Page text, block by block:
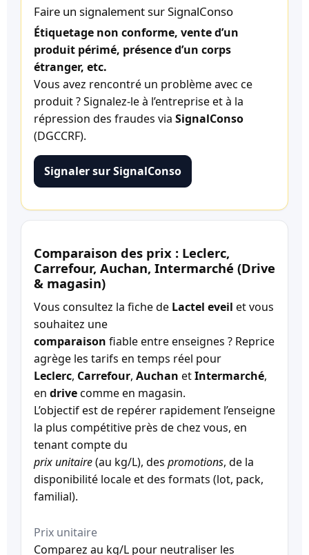
Faire un signalement sur SignalConso
Étiquetage non conforme, vente d’un
produit périmé, présence d’un corps
étranger, etc.
Vous avez rencontré un problème avec ce
produit ? Signalez-le à l’entreprise et à la
répression des fraudes via SignalConso
(DGCCRF).
Signaler sur SignalConso
Comparaison des prix : Leclerc,
Carrefour, Auchan, Intermarché (Drive
& magasin)
Vous consultez la fiche de Lactel eveil et vous
souhaitez une
comparaison fiable entre enseignes ? Reprice
agrège les tarifs en temps réel pour
Leclerc, Carrefour, Auchan etIntermarché,
en drivecomme en magasin.
L’objectif est de repérer rapidement l’enseigne
la plus compétitive près de chez vous, en
tenant compte du
prix unitaire(au kg/L), des promotions, de la
disponibilité locale et des formats (lot, pack,
familial).
Prix unitaire
Comparez au kg/L pour neutraliser les